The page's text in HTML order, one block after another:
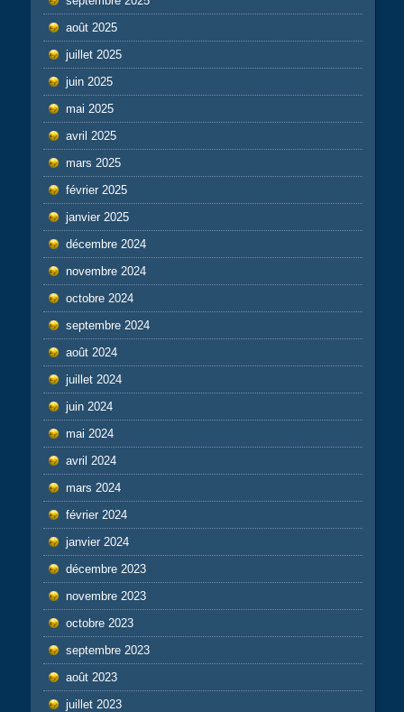
août 2025
juillet 2025
juin 2025
mai 2025
avril 2025
mars 2025
février 2025
janvier 2025
décembre 2024
novembre 2024
octobre 2024
septembre 2024
août 2024
juillet 2024
juin 2024
mai 2024
avril 2024
mars 2024
février 2024
janvier 2024
décembre 2023
novembre 2023
octobre 2023
septembre 2023
août 2023
juillet 2023